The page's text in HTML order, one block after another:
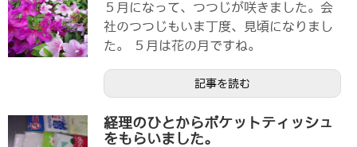
５月になって、つつじが咲きました。会
社のつつじもいま丁度、見頃になりまし
た。 ５月は花の月ですね。
記事を読む
経理のひとからポケットティッシュ
をもらいました。